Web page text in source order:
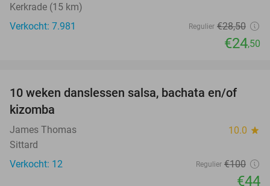
Kerkrade (15 km)
Verkocht: 7.981
Regulier €28,50
€24,50
56%
10 weken danslessen salsa, bachata en/of
kizomba
James Thomas 10.0 star
Sittard
Verkocht: 12
Regulier €100
€44